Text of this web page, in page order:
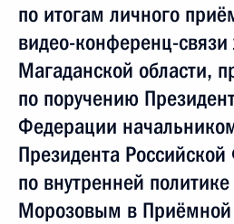
по итогам личного
видео-конференц-
Магаданской области,
по поручению
Федерации
Президента
по внутренней
Морозовым в Приёмной